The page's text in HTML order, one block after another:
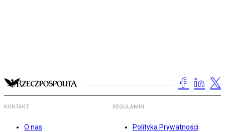
KONTAKT
O nas
REGULAMIN
Polityka Prywatności